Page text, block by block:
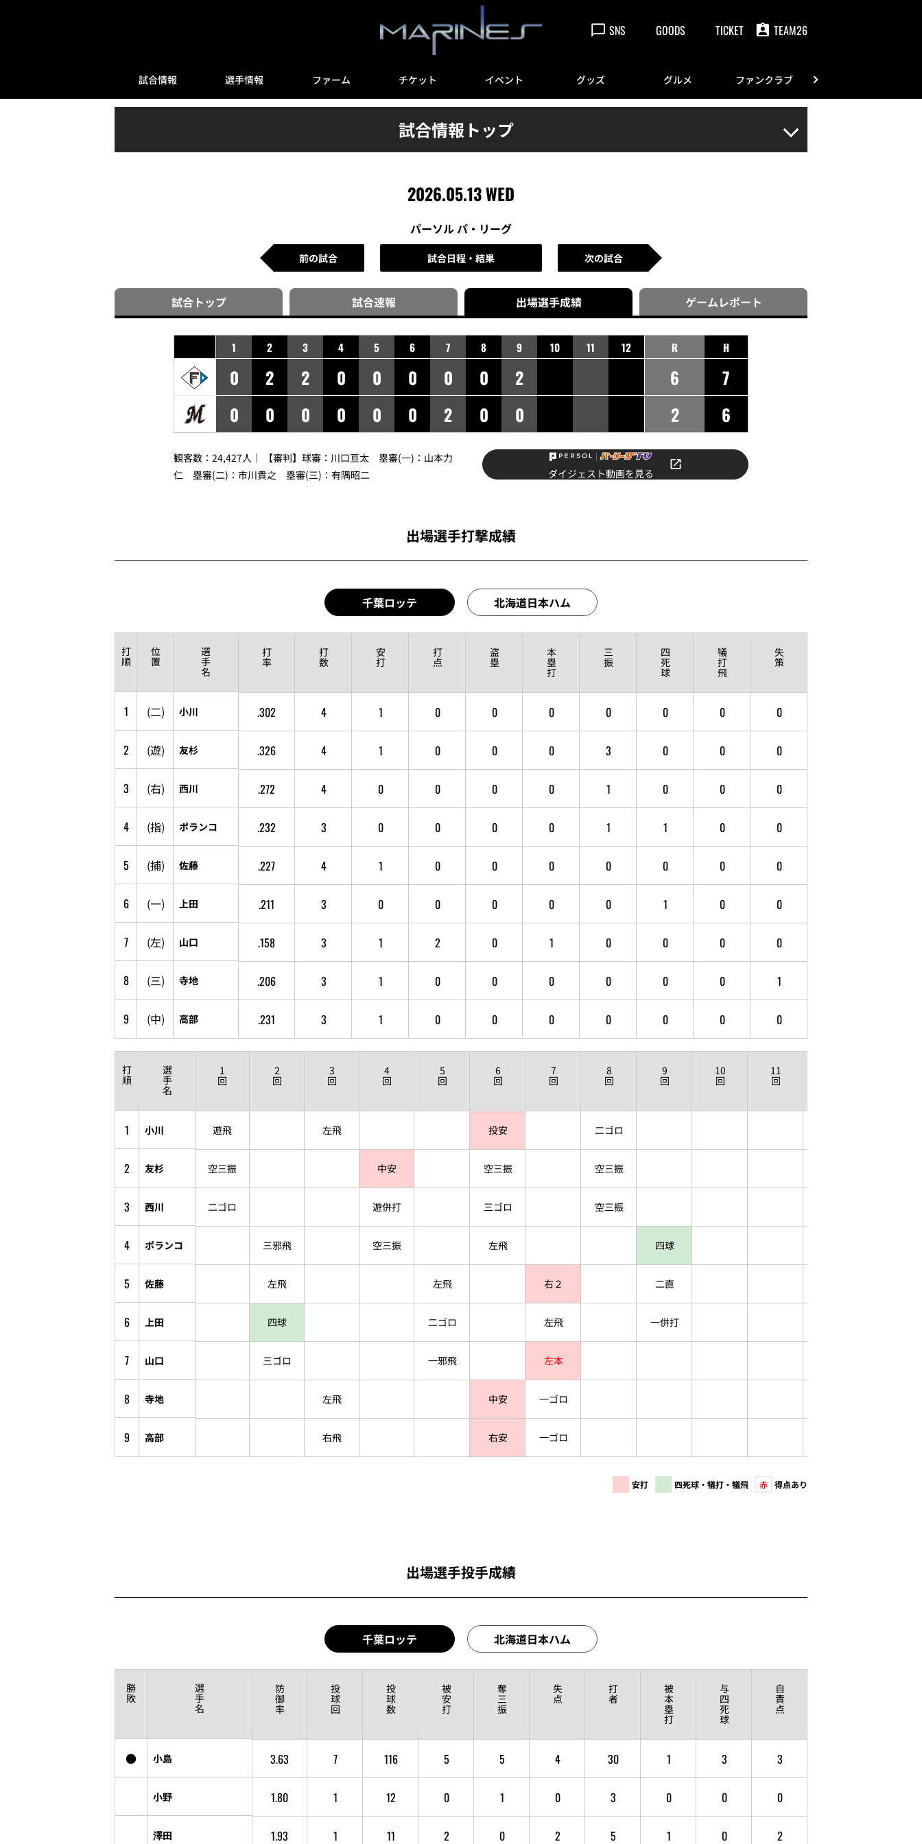
SNS GOODS TICKET TEAM26
試合情報 選手情報 ファーム チケット イベント グッズ グルメ ファンクラブ
試合情報トップ
2026.05.13 WED
パーソル パ・リーグ
前の試合 試合日程・結果 次の試合
試合トップ 試合速報 出場選手成績 ゲームレポート
1 2 3 4 5 6 7 8 9 10 11 12
0 2 2 0 0 0 0 0
2
0
0 0 0 0 0 2 0 0
R H
6
7
2
6
観客数：24,427人｜ 【審判】球審： 川口亘太 塁審(一)： 山本力
仁 塁審(二)： 市川貴之 塁審(三)： 有隅昭二 ダイジェスト動画を見る
出場選手打撃成績
千葉ロッテ 北海道日本ハム
打
順
位
置
選
手
名
打
率
打
数
安
打
打
点
盗
塁
本
塁
打
三
振
四
死
球
犠
打
飛
失
策
1 (二) 小川 .302 4 1 0 0 0 0 0 0 0
2 (遊) 友杉 .326 4 1 0 0 0 3 0 0 0
3 (右) 西川 .272 4 0 0 0 0 1 0 0 0
4 (指) ポランコ .232 3 0 0 0 0 1 1 0 0
5 (捕) 佐藤 .227 4 1 0 0 0 0 0 0 0
6 (一) 上田 .211 3 0 0 0 0 0 1 0 0
7 (左) 山口 .158 3 1 2 0 1 0 0 0 0
8 (三) 寺地 .206 3 1 0 0 0 0 0 0 1
9 (中) 高部 .231 3 1 0 0 0 0 0 0 0
打
順
選
手
名
1
回
2
回
3
回
4
回
5
回
6
回
7
回
8
回
9
回
10
回
11
回
1 小川 遊飛 左飛 投安 二ゴロ
2 友杉 空三振 中安 空三振 空三振
3 西川 二ゴロ 遊併打 三ゴロ 空三振
4 ポランコ 三邪飛 空三振 左飛 四球
5 佐藤 左飛 左飛 右２ 二直
6 上田 四球 二ゴロ 左飛 一併打
7 山口 三ゴロ 一邪飛 左本
8 寺地 左飛 中安 一ゴロ
9 高部 右飛 右安 一ゴロ
安打 四死球・犠打・犠飛 赤 得点あり
出場選手投手成績
千葉ロッテ 北海道日本ハム
勝
敗
選
手
名
防
御
率
投
球
回
投
球
数
被
安
打
奪
三
振
失
点
打
者
被
本
塁
打
与
四
死
球
自
責
点
● 小島 3.63 7 116 5 5 4 30 1 3 3
小野 1.80 1 12 0 1 0 3 0 0 0
澤田 1.93 1 11 2 0 2 5 1 0 2